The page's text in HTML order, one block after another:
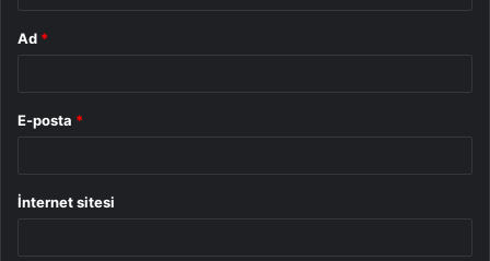
Ad *
E-posta *
İnternet sitesi